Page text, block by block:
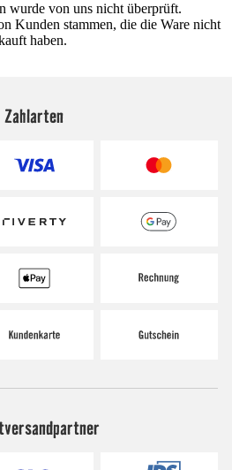
wurde von uns nicht überprüft.
Kunden stammen, die die Ware nicht
haben.
Zahlarten